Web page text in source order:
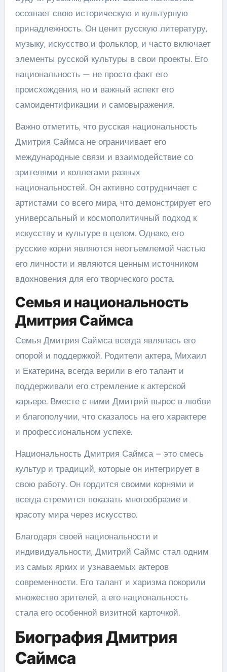
осознает свою историческую и культурную
принадлежность. Он ценит русскую литературу,
музыку, искусство и фольклор, и часто включает
элементы русской культуры в свои проекты. Его
национальность — не просто факт его
происхождения, но и важный аспект его
самоидентификации и самовыражения.
Важно отметить, что русская национальность
Дмитрия Саймса не ограничивает его
международные связи и взаимодействие со
зрителями и коллегами разных
национальностей. Он активно сотрудничает с
артистами со всего мира, что демонстрирует его
универсальный и космополитичный подход к
искусству и культуре в целом. Однако, его
русские корни являются неотъемлемой частью
его личности и являются ценным источником
вдохновения для его творческого роста.
Семья и национальность
Дмитрия Саймса
Семья Дмитрия Саймса всегда являлась его
опорой и поддержкой. Родители актера, Михаил
и Екатерина, всегда верили в его талант и
поддерживали его стремление к актерской
карьере. Вместе с ними Дмитрий вырос в любви
и благополучии, что сказалось на его характере
и профессиональном успехе.
Национальность Дмитрия Саймса – это смесь
культур и традиций, которые он интегрирует в
свою работу. Он гордится своими корнями и
всегда стремится показать многообразие и
красоту мира через искусство.
Благодаря своей национальности и
индивидуальности, Дмитрий Саймс стал одним
из самых ярких и узнаваемых актеров
современности. Его талант и харизма покорили
множество зрителей, а его национальность
стала его особенной визитной карточкой.
Биография Дмитрия
Саймса